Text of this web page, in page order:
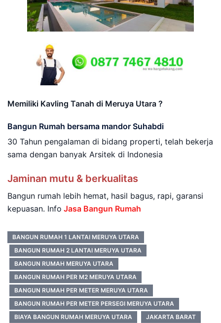
Memiliki Kavling Tanah di Meruya Utara ?
Bangun Rumah bersama mandor Suhabdi
30 Tahun pengalaman di bidang properti, telah bekerja
sama dengan banyak Arsitek di Indonesia
Jaminan mutu & berkualitas
Bangun rumah lebih hemat, hasil bagus, rapi, garansi
kepuasan. Info Jasa Bangun Rumah
BANGUN RUMAH 1 LANTAI MERUYA UTARA
BANGUN RUMAH 2 LANTAI MERUYA UTARA
BANGUN RUMAH MERUYA UTARA
BANGUN RUMAH PER M2 MERUYA UTARA
BANGUN RUMAH PER METER MERUYA UTARA
BANGUN RUMAH PER METER PERSEGI MERUYA UTARA
BIAYA BANGUN RUMAH MERUYA UTARA
JAKARTA BARAT